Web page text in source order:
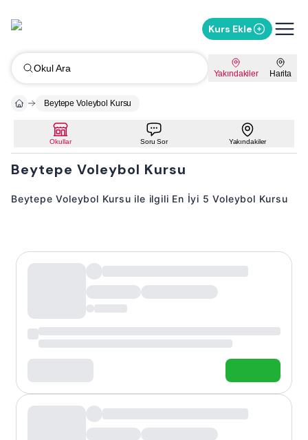
Kurs Ekle
Okul Ara Yakındakiler Harita
Beytepe Voleybol Kursu
Okullar Soru Sor Yakındakiler
Beytepe Voleybol Kursu
Beytepe Voleybol Kursu ile ilgili En İyi 5 Voleybol Kursu